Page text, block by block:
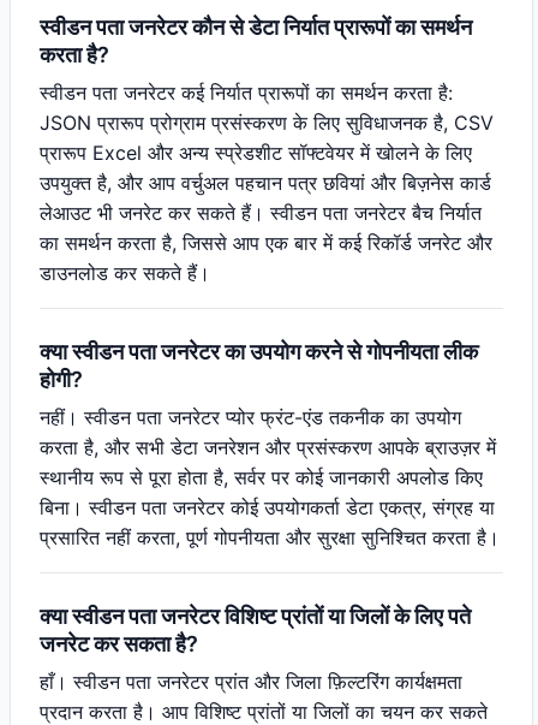
स्वीडन पता जनरेटर कौन से डेटा निर्यात प्रारूपों का समर्थन
करता है?
स्वीडन पता जनरेटर कई निर्यात प्रारूपों का समर्थन करता है:
JSON प्रारूप प्रोग्राम प्रसंस्करण के लिए सुविधाजनक है, CSV
प्रारूप Excel और अन्य स्प्रेडशीट सॉफ्टवेयर में खोलने के लिए
उपयुक्त है, और आप वर्चुअल पहचान पत्र छवियां और बिज़नेस कार्ड
लेआउट भी जनरेट कर सकते हैं। स्वीडन पता जनरेटर बैच निर्यात
का समर्थन करता है, जिससे आप एक बार में कई रिकॉर्ड जनरेट और
डाउनलोड कर सकते हैं।
क्या स्वीडन पता जनरेटर का उपयोग करने से गोपनीयता लीक
होगी?
नहीं। स्वीडन पता जनरेटर प्योर फ्रंट-एंड तकनीक का उपयोग
करता है, और सभी डेटा जनरेशन और प्रसंस्करण आपके ब्राउज़र में
स्थानीय रूप से पूरा होता है, सर्वर पर कोई जानकारी अपलोड किए
बिना। स्वीडन पता जनरेटर कोई उपयोगकर्ता डेटा एकत्र, संग्रह या
प्रसारित नहीं करता, पूर्ण गोपनीयता और सुरक्षा सुनिश्चित करता है।
क्या स्वीडन पता जनरेटर विशिष्ट प्रांतों या जिलों के लिए पते
जनरेट कर सकता है?
हाँ। स्वीडन पता जनरेटर प्रांत और जिला फ़िल्टरिंग कार्यक्षमता
प्रदान करता है। आप विशिष्ट प्रांतों या जिलों का चयन कर सकते